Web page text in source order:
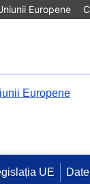
Europene
Europene
UE